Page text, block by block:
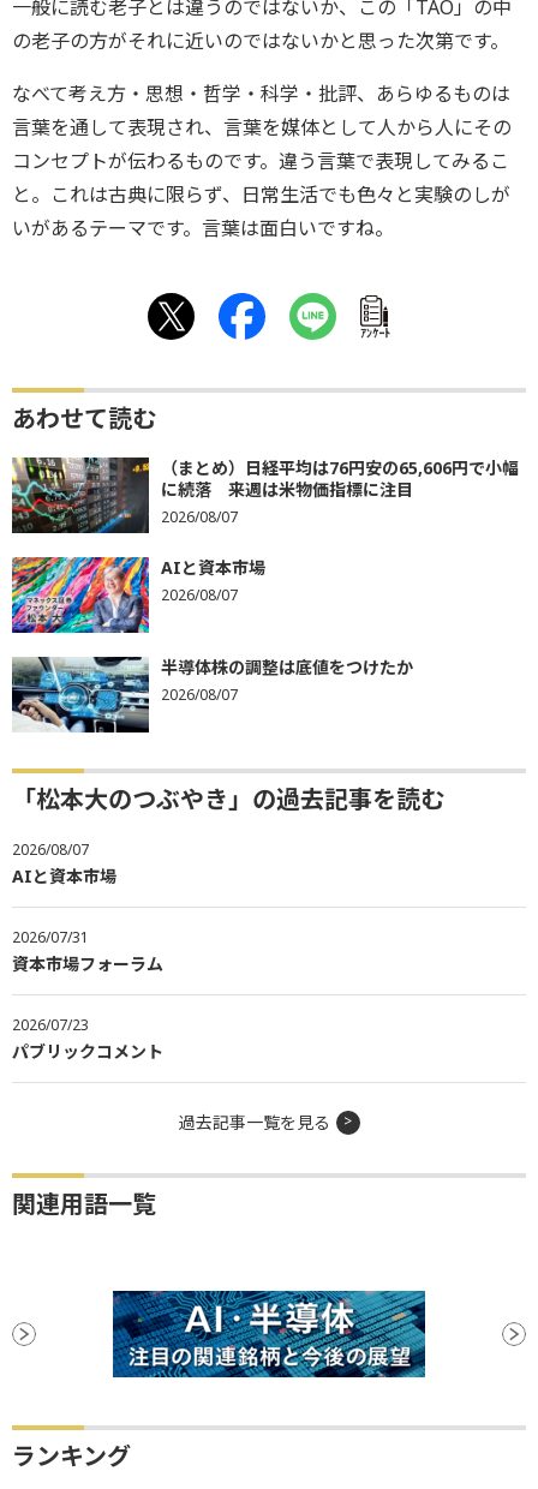
一般に読む老子とは違うのではないか、この「TAO」の中
の老子の方がそれに近いのではないかと思った次第です。
なべて考え方・思想・哲学・科学・批評、あらゆるものは
言葉を通して表現され、言葉を媒体として人から人にその
コンセプトが伝わるものです。違う言葉で表現してみるこ
と。これは古典に限らず、日常生活でも色々と実験のしが
いがあるテーマです。言葉は面白いですね。
ｱﾝｹｰﾄ
あわせて読む
（まとめ）日経平均は76円安の65,606円で小幅
に続落 来週は米物価指標に注目
2026/08/07
AIと資本市場
2026/08/07
半導体株の調整は底値をつけたか
2026/08/07
「松本大のつぶやき」の過去記事を読む
2026/08/07
AIと資本市場
2026/07/31
資本市場フォーラム
2026/07/23
パブリックコメント
過去記事一覧を見る
関連用語一覧
ランキング